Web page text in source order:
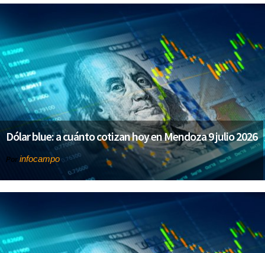
Dólar blue: a cuánto cotizan hoy en Mendoza 9 julio 2026
Por infocampo